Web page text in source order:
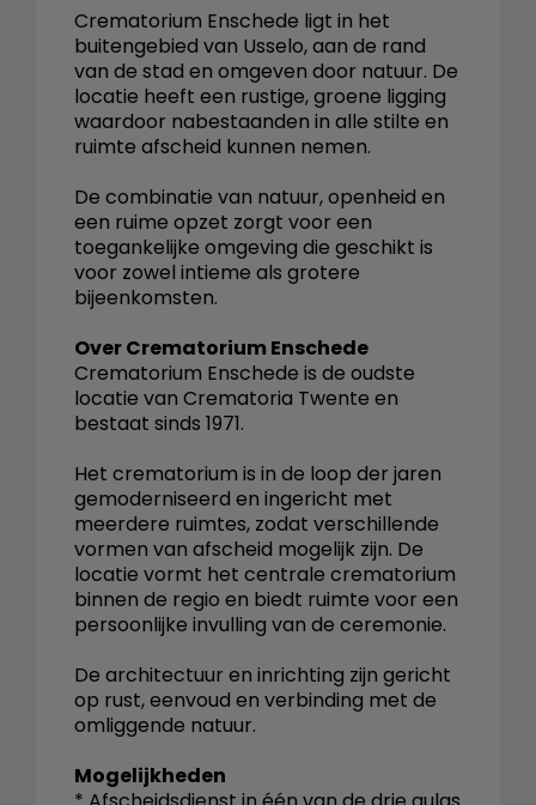
Crematorium Enschede ligt in het
buitengebied van Usselo, aan de rand
van de stad en omgeven door natuur. De
locatie heeft een rustige, groene ligging
waardoor nabestaanden in alle stilte en
ruimte afscheid kunnen nemen.
De combinatie van natuur, openheid en
een ruime opzet zorgt voor een
toegankelijke omgeving die geschikt is
voor zowel intieme als grotere
bijeenkomsten.
Over Crematorium Enschede
Crematorium Enschede is de oudste
locatie van Crematoria Twente en
bestaat sinds 1971.
Het crematorium is in de loop der jaren
gemoderniseerd en ingericht met
meerdere ruimtes, zodat verschillende
vormen van afscheid mogelijk zijn. De
locatie vormt het centrale crematorium
binnen de regio en biedt ruimte voor een
persoonlijke invulling van de ceremonie.
De architectuur en inrichting zijn gericht
op rust, eenvoud en verbinding met de
omliggende natuur.
Mogelijkheden